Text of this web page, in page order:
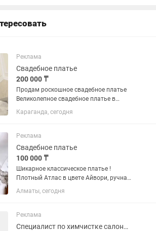
Реклама
Свадебное платье
200 000 ₸
Продам роскошное свадебное платье
Великолепное свадебное платье в
стиле “принцесса” с эффектным
длинным шлейфом и изысканным
деликатным блеском, красиво
переливается при...
Караганда, сегодня
Реклама
Свадебное платье
100 000 ₸
Шикарное классическое платье !
Плотный Атлас в цвете Айвори, ручная
работа по аппликации , королевский
шлейф …. Куплено в салоне Zlatti, одна
Надето 1 раз ! После...
Алматы, сегодня
Реклама
Специалист по химчистке салона авто